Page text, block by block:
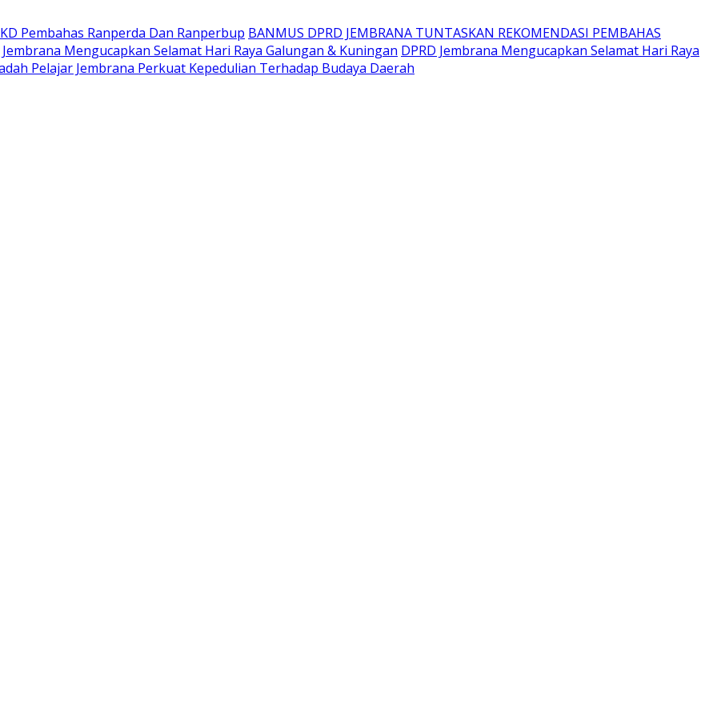
Pembahas Ranperda Dan Ranperbup BANMUS DPRD JEMBRANA TUNTASKAN REKOMENDASI PEMBAHAS
Mengucapkan Selamat Hari Raya Galungan & Kuningan DPRD Jembrana Mengucapkan Selamat Hari Raya
Pelajar Jembrana Perkuat Kepedulian Terhadap Budaya Daerah